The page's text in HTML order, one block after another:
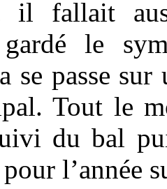
il fallait
gardé le
se passe
Tout le
du bal
l’année